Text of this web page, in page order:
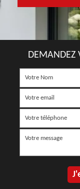
DEMANDEZ